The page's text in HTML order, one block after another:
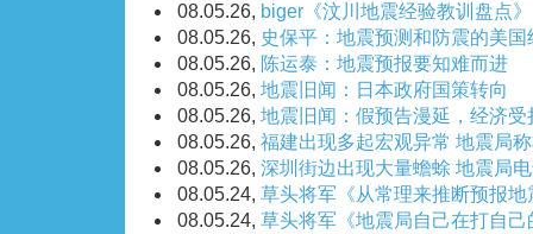
08.05.26, biger《汶川地震经验教训盘点》
08.05.26, 史保平：地震预测和防震的美国
08.05.26, 陈运泰：地震预报要知难而进
08.05.26, 地震旧闻：日本政府国策转向
08.05.26, 地震旧闻：假预告漫延，经济
08.05.26, 福建出现多起宏观异常 地震局
08.05.26, 深圳街边出现大量蟾蜍 地震局
08.05.24, 草头将军《从常理来推断预报地
08.05.24, 草头将军《地震局自己在打自己